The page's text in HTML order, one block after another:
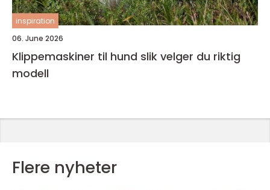
inspiration
06. June 2026
Klippemaskiner til hund slik velger du riktig
modell
Flere nyheter